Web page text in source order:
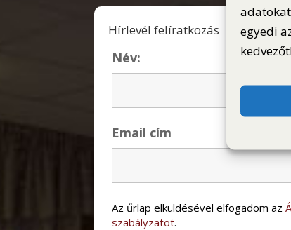
egyedi
Hírlevél felíratkozás
Név:
Email cím
Az űrlap elküldésével elfogadom az
szabályzatot.